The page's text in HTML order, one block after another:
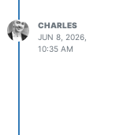
CHARLES
JUN 8, 2026,
10:35 AM